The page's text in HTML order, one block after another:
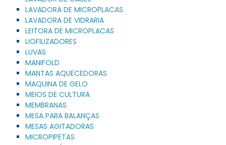
LAVADORA DE MICROPLACAS
LAVADORA DE VIDRARIA
LEITORA DE MICROPLACAS
LIOFILIZADORES
LUVAS
MANIFOLD
MANTAS AQUECEDORAS
MAQUINA DE GELO
MEIOS DE CULTURA
MEMBRANAS
MESA PARA BALANÇAS
MESAS AGITADORAS
MICROPIPETAS